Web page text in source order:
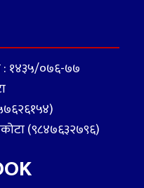
: १४३५/०७६-७७
(९८४७६३२७९६)